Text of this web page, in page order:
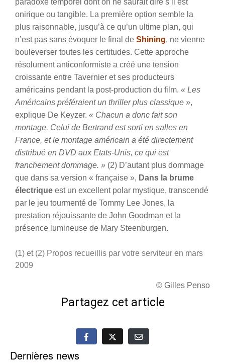
paradoxe temporel dont on ne saurait dire s’il est
onirique ou tangible. La première option semble la
plus raisonnable, jusqu’à ce qu’un ultime plan, qui
n’est pas sans évoquer le final de Shining, ne vienne
bouleverser toutes les certitudes. Cette approche
résolument anticonformiste a créé une tension
croissante entre Tavernier et ses producteurs
américains pendant la post-production du film. « Les
Américains préféraient un thriller plus classique »,
explique De Keyzer. « Chacun a donc fait son
montage. Celui de Bertrand est sorti en salles en
France, et le montage américain a été directement
distribué en DVD aux Etats-Unis, ce qui est
franchement dommage. » (2) D’autant plus dommage
que dans sa version « française », Dans la brume
électrique est un excellent polar mystique, transcendé
par le jeu tourmenté de Tommy Lee Jones, la
prestation réjouissante de John Goodman et la
présence lumineuse de Mary Steenburgen.
(1) et (2) Propos recueillis par votre serviteur en mars
2009
© Gilles Penso
Partagez cet article
Dernières news